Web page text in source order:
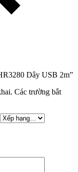
Dây USB 2m”
Các trường bắt